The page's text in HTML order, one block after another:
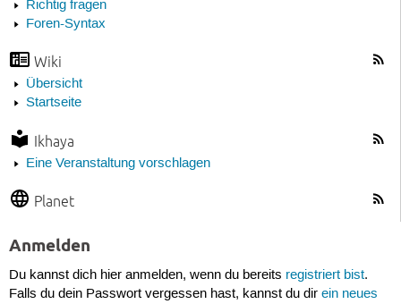
Richtig fragen
Foren-Syntax
Wiki
Übersicht
Startseite
Ikhaya
Eine Veranstaltung vorschlagen
Planet
Anmelden
Du kannst dich hier anmelden, wenn du bereits registriert bist.
Falls du dein Passwort vergessen hast, kannst du dir ein neues